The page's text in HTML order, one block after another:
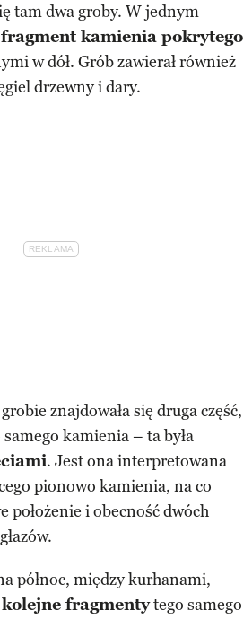
tam dwa groby. W jednym
kamienia pokrytego
w dół. Grób zawierał również
drzewny i dary.
znajdowała się druga część,
samego kamienia – ta była
. Jest ona interpretowana
pionowo kamienia, na co
położenie i obecność dwóch
północ, między kurhanami,
kolejne fragmentytego samego